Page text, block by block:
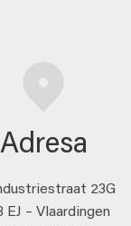
Adresa
23G
EJ – Vlaardingen